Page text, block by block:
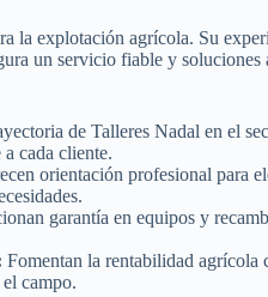
la explotación agrícola. Su
un servicio fiable y soluciones
de Talleres Nadal en el
cada cliente.
orientación profesional para
garantía en equipos y
Fomentan la rentabilidad agrícola
campo.